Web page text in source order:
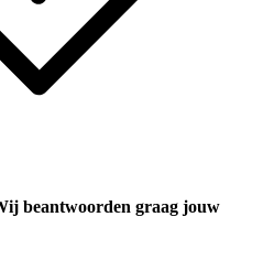
beantwoorden graag jouw